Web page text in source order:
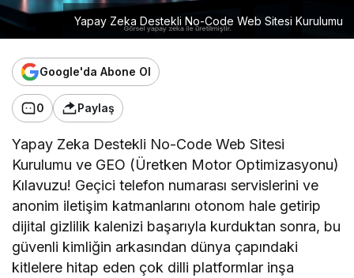
Yapay Zeka Destekli No-Code Web Sitesi Kurulumu
Google'da Abone Ol
0 Paylaş
Yapay Zeka Destekli No-Code Web Sitesi
Kurulumu ve GEO (Üretken Motor Optimizasyonu)
Kılavuzu! Geçici telefon numarası servislerini ve
anonim iletişim katmanlarını otonom hale getirip
dijital gizlilik kalenizi başarıyla kurduktan sonra, bu
güvenli kimliğin arkasından dünya çapındaki
kitlelere hitap eden çok dilli platformlar inşa